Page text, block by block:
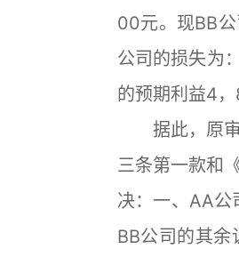
00元。现BB
公司的损失为
的预期利益4，
据此，原审
三条第一款和
决：一、AA公
BB公司的其余